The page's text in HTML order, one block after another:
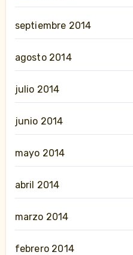
septiembre 2014
agosto 2014
julio 2014
junio 2014
mayo 2014
abril 2014
marzo 2014
febrero 2014